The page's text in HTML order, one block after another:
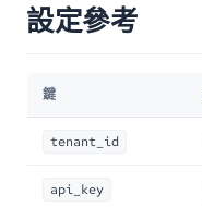
設定參考
鍵
tenant_id
api_key